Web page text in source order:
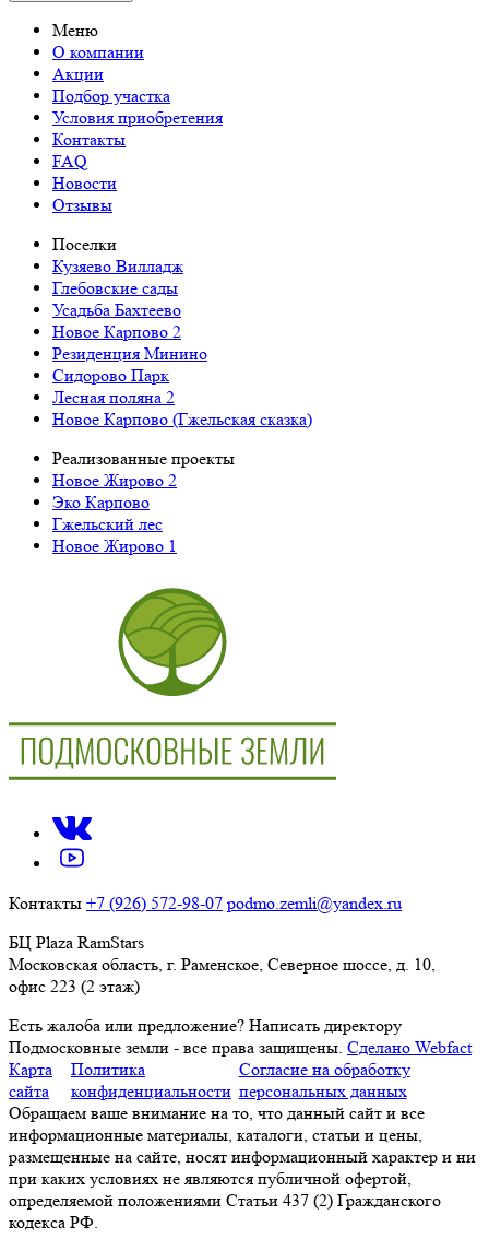
Меню
О компании
Акции
Подбор участка
Условия приобретения
Контакты
FAQ
Новости
Отзывы
Поселки
Кузяево Вилладж
Глебовские сады
Усадьба Бахтеево
Новое Карпово 2
Резиденция Минино
Сидорово Парк
Лесная поляна 2
Новое Карпово (Гжельская сказка)
Реализованные проекты
Новое Жирово 2
Эко Карпово
Гжельский лес
Новое Жирово 1
Контакты +7 (926) 572-98-07 podmo.zemli@yandex.ru
БЦ Plaza RamStars
Московская область, г. Раменское, Северное шоссе, д. 10,
офис 223 (2 этаж)
Есть жалоба или предложение? Написать директору
Подмосковные земли - все права защищены. Сделано Webfact
Карта
сайта
Политика
конфиденциальности
Согласие на обработку
персональных данных
Обращаем ваше внимание на то, что данный сайт и все
информационные материалы, каталоги, статьи и цены,
размещенные на сайте, носят информационный характер и ни
при каких условиях не являются публичной офертой,
определяемой положениями Статьи 437 (2) Гражданского
кодекса РФ.